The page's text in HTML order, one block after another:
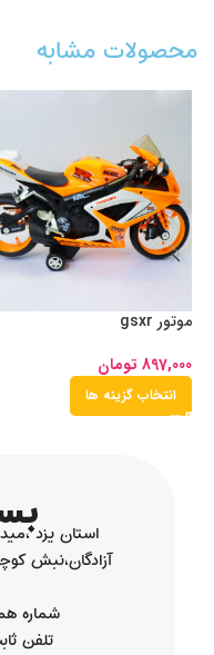
محصولات مشابه
موتور gsxr
897,000 تومان
انتخاب گزینه ها
استان یزد
آزادگان،نبش
شماره همراه:
تلفن ثابت: